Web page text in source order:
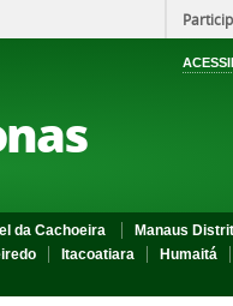
da Cachoeira
Manaus
Itacoatiara Humaitá